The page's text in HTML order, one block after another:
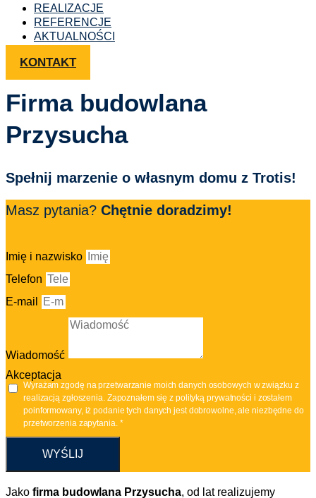
REALIZACJE
REFERENCJE
AKTUALNOŚCI
KONTAKT
Firma budowlana
Przysucha
Spełnij marzenie o własnym domu z Trotis!
Masz pytania? Chętnie doradzimy!
Imię i nazwisko
Telefon
E-mail
Wiadomość
Akceptacja
Wyrażam zgodę na przetwarzanie moich danych osobowych w związku z
realizacją zgłoszenia. Zapoznałem się z polityką prywatności i zostałem
poinformowany, iż podanie tych danych jest dobrowolne, ale niezbędne do
przetworzenia zapytania. *
WYŚLIJ
Jako firma budowlana Przysucha, od lat realizujemy